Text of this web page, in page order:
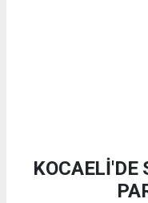
KOCAELİ'DE